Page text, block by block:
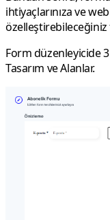
ihtiyaçlarınıza ve
özelleştirebileceğiniz
Form düzenleyicide
Tasarım veAlanlar.